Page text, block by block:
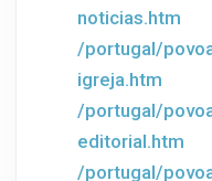
noticias.htm
/portugal/
igreja.htm
/portugal/
editorial.htm
/portugal/